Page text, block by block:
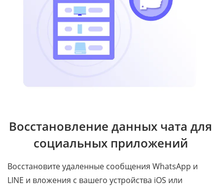
Восстановление данных чата для
социальных приложений
Восстановите удаленные сообщения WhatsApp и
LINE и вложения с вашего устройства iOS или